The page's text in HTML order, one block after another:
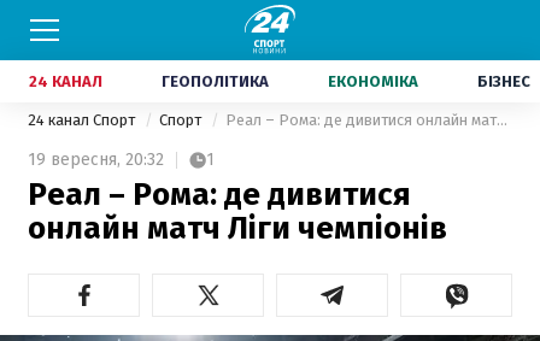
24 КАНАЛ ГЕОПОЛІТИКА ЕКОНОМІКА БІЗНЕС
24 канал Спорт Спорт Реал – Рома: де дивитися онлайн матч Ліги чемпіонів
19 вересня, 20:32 1
Реал – Рома: де дивитися
онлайн матч Ліги чемпіонів